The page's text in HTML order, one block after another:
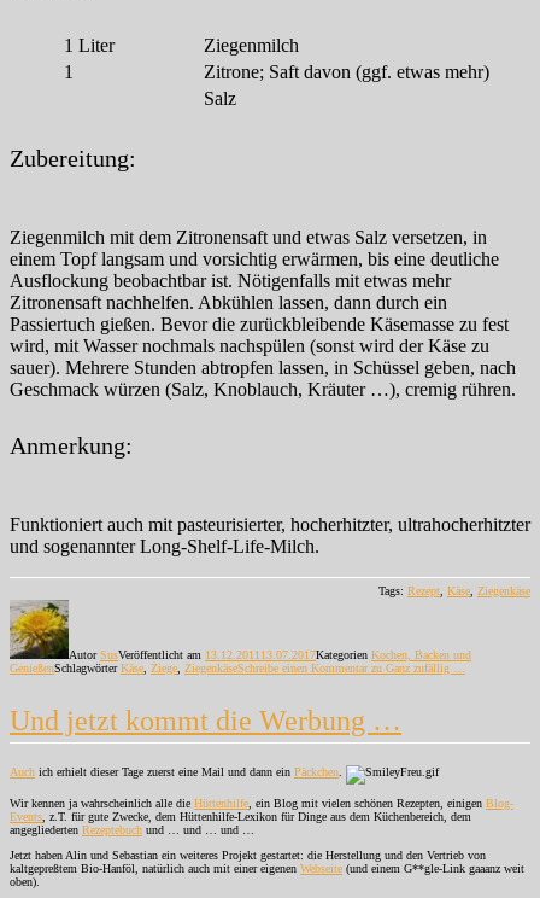
1 Liter
Ziegenmilch
1
Zitrone; Saft davon (ggf. etwas mehr)
Salz
Zubereitung:
Ziegenmilch mit dem Zitronensaft und etwas Salz versetzen, in
einem Topf langsam und vorsichtig erwärmen, bis eine deutliche
Ausflockung beobachtbar ist. Nötigenfalls mit etwas mehr
Zitronensaft nachhelfen. Abkühlen lassen, dann durch ein
Passiertuch gießen. Bevor die zurückbleibende Käsemasse zu fest
wird, mit Wasser nochmals nachspülen (sonst wird der Käse zu
sauer). Mehrere Stunden abtropfen lassen, in Schüssel geben, nach
Geschmack würzen (Salz, Knoblauch, Kräuter …), cremig rühren.
Anmerkung:
Funktioniert auch mit pasteurisierter, hocherhitzter, ultrahocherhitzter
und sogenannter Long-Shelf-Life-Milch.
Tags: Rezept Käse Ziegenkäse
AutorSusVeröffentlicht am 13.12.2011 13.07.2017Kategorien Kochen, Backen und
GenießenSchlagwörterKäse Ziege ZiegenkäseSchreibe einen Kommentarzu Ganz zufällig …
Und jetzt kommt die Werbung …
Auch ich erhielt dieser Tage zuerst eine Mail und dann ein Päckchen
Wir kennen ja wahrscheinlich alle die Hüttenhilfe , ein Blog mit vielen schönen Rezepten, einigen Blog-
Events , z.T. für gute Zwecke, dem Hüttenhilfe-Lexikon für Dinge aus dem Küchenbereich, dem
angegliederten Rezeptebuch und … und … und …
Jetzt haben Alin und Sebastian ein weiteres Projekt gestartet: die Herstellung und den Vertrieb von
kaltgepreßtem Bio-Hanföl, natürlich auch mit einer eigenen Webseite (und einem G**gle-Link gaaanz weit
oben).